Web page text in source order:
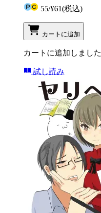
55/¥61(税込)
カートに追加
カートに追加しました
試し読み